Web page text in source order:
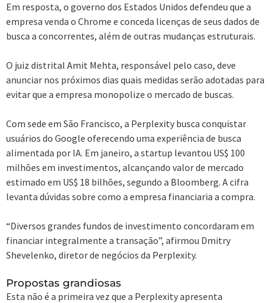
Em resposta, o governo dos Estados Unidos defendeu que a
empresa venda o Chrome e conceda licenças de seus dados de
busca a concorrentes, além de outras mudanças estruturais.
O juiz distrital Amit Mehta, responsável pelo caso, deve
anunciar nos próximos dias quais medidas serão adotadas para
evitar que a empresa monopolize o mercado de buscas.
Com sede em São Francisco, a Perplexity busca conquistar
usuários do Google oferecendo uma experiência de busca
alimentada por IA. Em janeiro, a startup levantou US$ 100
milhões em investimentos, alcançando valor de mercado
estimado em US$ 18 bilhões, segundo a Bloomberg. A cifra
levanta dúvidas sobre como a empresa financiaria a compra.
“Diversos grandes fundos de investimento concordaram em
financiar integralmente a transação”, afirmou Dmitry
Shevelenko, diretor de negócios da Perplexity.
Propostas grandiosas
Esta não é a primeira vez que a Perplexity apresenta